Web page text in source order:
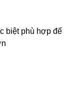
biệt phù hợp để